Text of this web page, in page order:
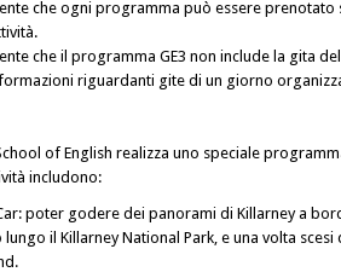
che ogni programma può essere
che il programma GE3 non include la gita
riguardanti gite di un giorno
of English realizza uno speciale
includono:
poter godere dei panorami di Killarney a
lungo il Killarney National Park, e una volta